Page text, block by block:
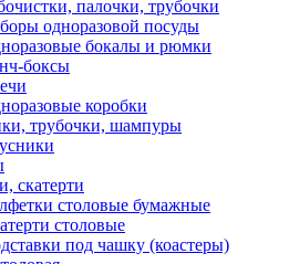
палочки, трубочки
одноразовой посуды
бокалы и рюмки
боксы
коробки
трубочки, шампуры
скатерти
столовые бумажные
столовые
под чашку (коастеры)